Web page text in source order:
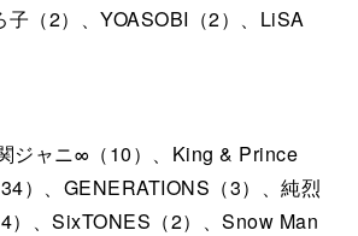
子（2）、YOASOBI（2）、LiSA
ジャニ∞（10）、King & Prince
34）、GENERATIONS（3）、純烈
4）、SixTONES（2）、Snow Man